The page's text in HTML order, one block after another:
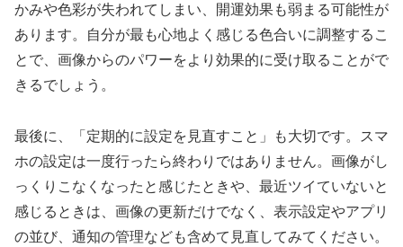
かみや色彩が失われてしまい、開運効果も弱まる可能性が
あります。自分が最も心地よく感じる色合いに調整するこ
とで、画像からのパワーをより効果的に受け取ることがで
きるでしょう。
最後に、「定期的に設定を見直すこと」も大切です。スマ
ホの設定は一度行ったら終わりではありません。画像がし
っくりこなくなったと感じたときや、最近ツイていないと
感じるときは、画像の更新だけでなく、表示設定やアプリ
の並び、通知の管理なども含めて見直してみてください。